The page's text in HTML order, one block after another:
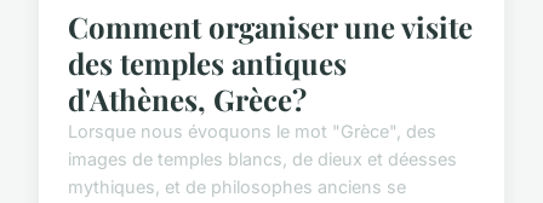
Comment organiser une visite
des temples antiques
d'Athènes, Grèce?
Lorsque nous évoquons le mot "Grèce", des
images de temples blancs, de dieux et déesses
mythiques, et de philosophes anciens se